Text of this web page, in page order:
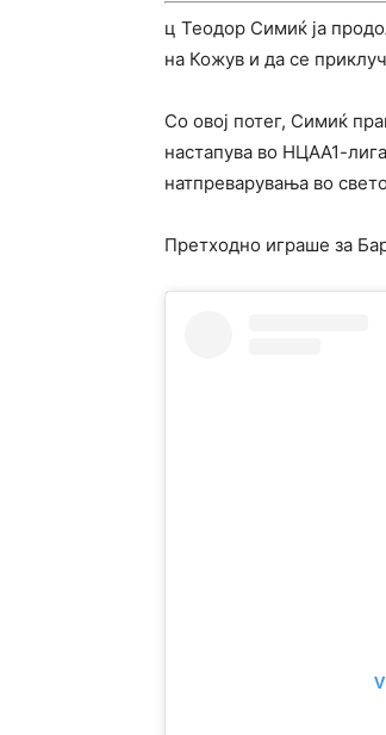
ц Теодор Симиќ ја
на Кожув и да се
Со овој потег, Симиќ
настапува во НЦАА1-
натпреварувања во
Претходно играше за